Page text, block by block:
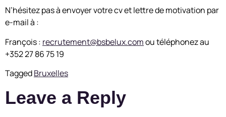
N’hésitez pas à envoyer votre cv et lettre de motivation par
e-mail à :
François : recrutement@bsbelux.comou téléphonez au
+352 27 86 75 19
TaggedBruxelles
Leave a Reply